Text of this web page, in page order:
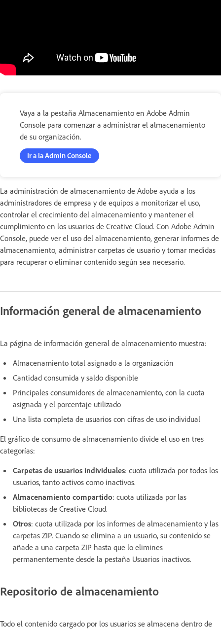
Vaya a la pestaña Almacenamiento en Adobe Admin
Console para comenzar a administrar el almacenamiento
de su organización.
Ir a la Admin Console
La administración de almacenamiento de Adobe ayuda a los
administradores de empresa y de equipos a monitorizar el uso,
controlar el crecimiento del almacenamiento y mantener el
cumplimiento en los usuarios de Creative Cloud. Con Adobe Admin
Console, puede ver el uso del almacenamiento, generar informes de
almacenamiento, administrar carpetas de usuario y tomar medidas
para recuperar o eliminar contenido según sea necesario.
Información general de almacenamiento
La página de información general de almacenamiento muestra:
Almacenamiento total asignado a la organización
Cantidad consumida y saldo disponible
Principales consumidores de almacenamiento, con la cuota
asignada y el porcentaje utilizado
Una lista completa de usuarios con cifras de uso individual
El gráfico de consumo de almacenamiento divide el uso en tres
categorías:
Carpetas de usuarios individuales: cuota utilizada por todos los
usuarios, tanto activos como inactivos.
Almacenamiento compartido: cuota utilizada por las
bibliotecas de Creative Cloud.
Otros: cuota utilizada por los informes de almacenamiento y las
carpetas ZIP. Cuando se elimina a un usuario, su contenido se
añade a una carpeta ZIP hasta que lo elimines
permanentemente desde la pestaña Usuarios inactivos.
Repositorio de almacenamiento
Todo el contenido cargado por los usuarios se almacena dentro de